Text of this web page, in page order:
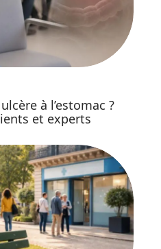
à l’estomac ?
et experts